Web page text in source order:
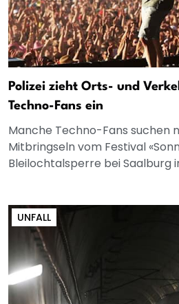
Polizei zieht Orts- und
Techno-Fans ein
Manche Techno-Fans suchen
Mitbringseln vom Festival
Bleilochtalsperre bei Saalburg
UNFALL